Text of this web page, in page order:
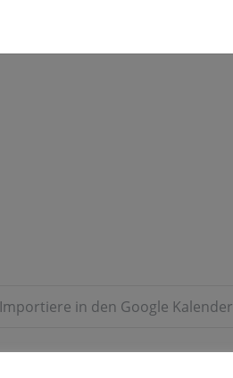
Importiere in den Google Kalender